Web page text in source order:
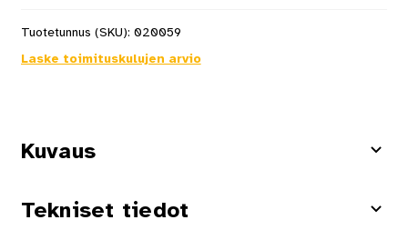
Tuotetunnus (SKU): 020059
Laske toimituskulujen arvio
Kuvaus
Tekniset tiedot